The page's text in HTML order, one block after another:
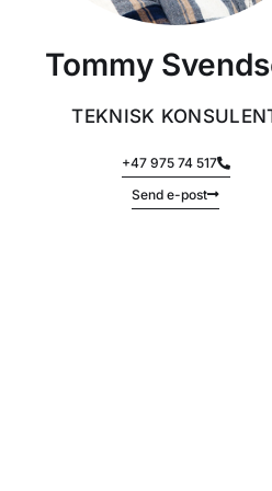
Tommy
TEKNISK
+47 975 74 517
Send e-post